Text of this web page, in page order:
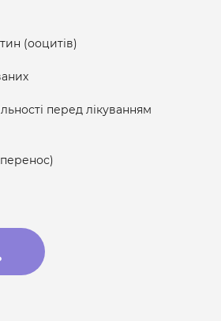
(ооцитів)
перед лікуванням